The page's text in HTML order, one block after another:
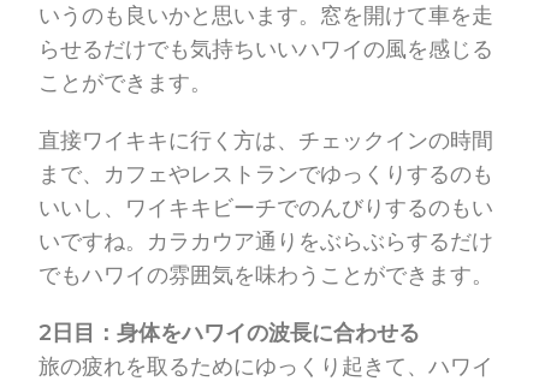
いうのも良いかと思います。窓を開けて車を走
らせるだけでも気持ちいいハワイの風を感じる
ことができます。
直接ワイキキに行く方は、チェックインの時間
まで、カフェやレストランでゆっくりするのも
いいし、ワイキキビーチでのんびりするのもい
いですね。カラカウア通りをぶらぶらするだけ
でもハワイの雰囲気を味わうことができます。
2日目：身体をハワイの波長に合わせる
旅の疲れを取るためにゆっくり起きて、ハワイ